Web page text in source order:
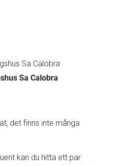
Sa Calobra
det finns inte många
kan du hitta ett par